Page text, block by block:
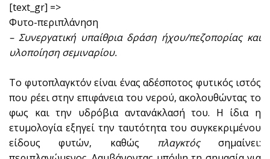
[text_gr] =>
Φυτο-περιπλάνηση
– Συνεργατική υπαίθρια δράση ήχου/πεζοπορίας και
υλοποίηση σεμιναρίου.
Το φυτοπλαγκτόν είναι ένας αδέσποτος φυτικός ιστός
που ρέει στην επιφάνεια του νερού, ακολουθώντας το
φως και την υδρόβια αντανάκλασή του. Η ίδια η
ετυμολογία εξηγεί την ταυτότητα του συγκεκριμένου
είδους φυτών, καθώς
πλαγκτόςσημαίνει: